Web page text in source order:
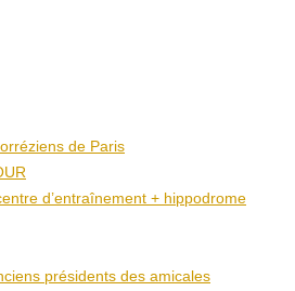
de Paris
d’entraînement + hippodrome
présidents des amicales